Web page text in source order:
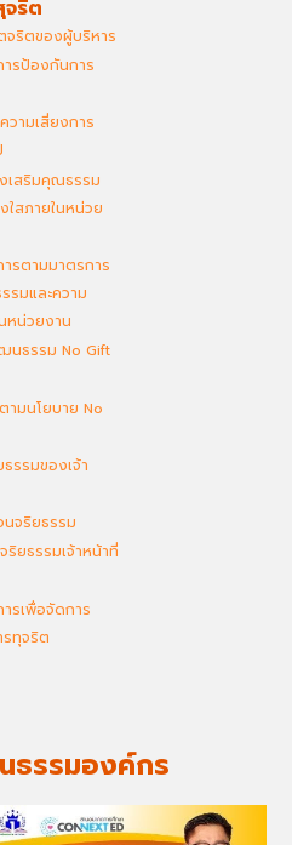
จริต
จริตของผู้บริหาร
รป้องกันการ
วามเสี่ยงการ
เสริมคุณธรรม
ใสภายในหน่วย
ารตามมาตรการ
รมและความ
หน่วยงาน
นธรรม No Gift
ามนโยบาย No
รรมของเจ้า
นจริยธรรม
ริยธรรมเจ้าหน้าที่
รเพื่อจัดการ
รทุจริต
ธรรมองค์กร